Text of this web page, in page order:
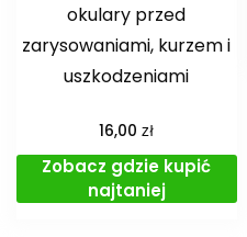
okulary przed
zarysowaniami, kurzem i
uszkodzeniami
16,00zł
Zobacz gdzie kupić
najtaniej